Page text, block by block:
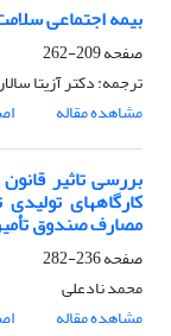
بیمه اجتماعی
صفحه209-262
ترجمه: دکتر آزیتا
مشاهده مقاله
بررسی تاثیر
کارگاههای
مصارف صندوق
صفحه236-282
محمد نادعلی
مشاهده مقاله